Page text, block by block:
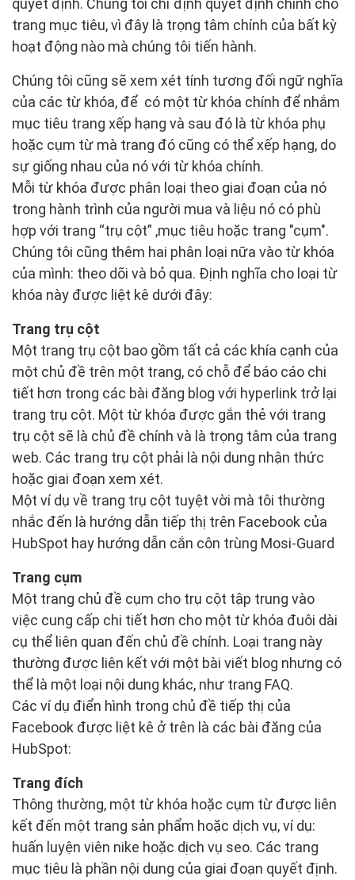
trang mục tiêu, vì đây là trọng tâm chính của bất kỳ
hoạt động nào mà chúng tôi tiến hành.
Chúng tôi cũng sẽ xem xét tính tương đối ngữ nghĩa
của các từ khóa, để có một từ khóa chính để nhắm
mục tiêu trang xếp hạng và sau đó là từ khóa phụ
hoặc cụm từ mà trang đó cũng có thể xếp hạng, do
sự giống nhau của nó với từ khóa chính.
Mỗi từ khóa được phân loại theo giai đoạn của nó
trong hành trình của người mua và liệu nó có phù
hợp với trang “trụ cột” ,mục tiêu hoặc trang "cụm".
Chúng tôi cũng thêm hai phân loại nữa vào từ khóa
của mình: theo dõi và bỏ qua. Định nghĩa cho loại từ
khóa này được liệt kê dưới đây:
Trang trụ cột
Một trang trụ cột bao gồm tất cả các khía cạnh của
một chủ đề trên một trang, có chỗ để báo cáo chi
tiết hơn trong các bài đăng blog với hyperlink trở lại
trang trụ cột. Một từ khóa được gắn thẻ với trang
trụ cột sẽ là chủ đề chính và là trọng tâm của trang
web. Các trang trụ cột phải là nội dung nhận thức
hoặc giai đoạn xem xét.
Một ví dụ về trang trụ cột tuyệt vời mà tôi thường
nhắc đến là hướng dẫn tiếp thị trên Facebook của
HubSpot hay hướng dẫn cắn côn trùng Mosi-Guard
Trang cụm
Một trang chủ đề cụm cho trụ cột tập trung vào
việc cung cấp chi tiết hơn cho một từ khóa đuôi dài
cụ thể liên quan đến chủ đề chính. Loại trang này
thường được liên kết với một bài viết blog nhưng có
thể là một loại nội dung khác, như trang FAQ.
Các ví dụ điển hình trong chủ đề tiếp thị của
Facebook được liệt kê ở trên là các bài đăng của
HubSpot:
Trang đích
Thông thường, một từ khóa hoặc cụm từ được liên
kết đến một trang sản phẩm hoặc dịch vụ, ví dụ:
huấn luyện viên nike hoặc dịch vụ seo. Các trang
mục tiêu là phần nội dung của giai đoạn quyết định.